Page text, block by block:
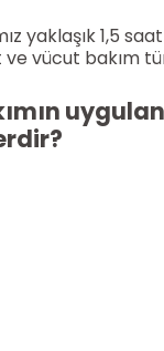
yaklaşık 1,5
vücut bakım